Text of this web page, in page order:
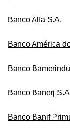
Banco Alfa S.A.
Banco América
Banco
Banco Banerj
Banco Banif